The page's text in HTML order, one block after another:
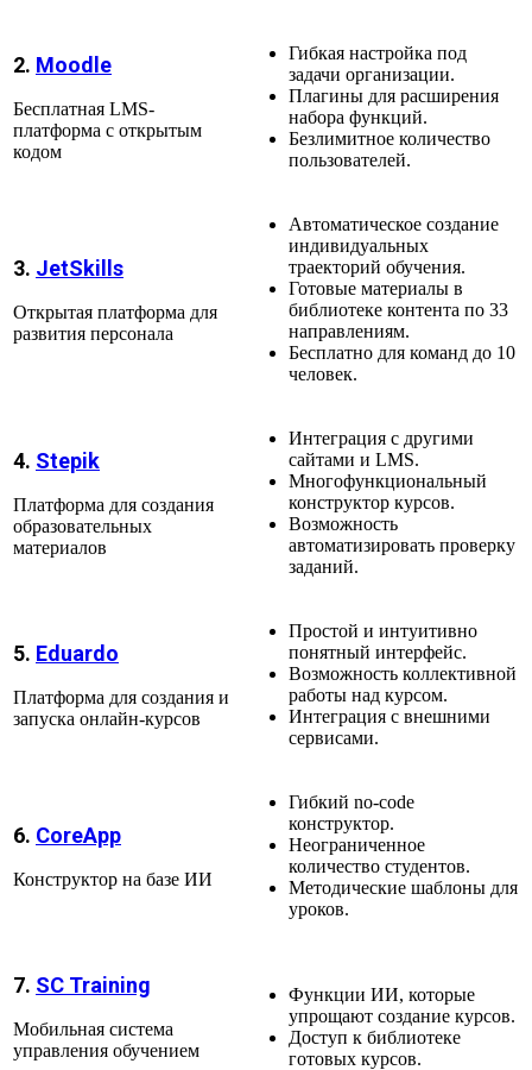
2. Moodle
Бесплатная LMS-
платформа с открытым
кодом
Гибкая настройка под
задачи организации.
Плагины для расширения
набора функций.
Безлимитное количество
пользователей.
3. JetSkills
Открытая платформа для
развития персонала
Автоматическое создание
индивидуальных
траекторий обучения.
Готовые материалы в
библиотеке контента по 33
направлениям.
Бесплатно для команд до 10
человек.
4. Stepik
Платформа для создания
образовательных
материалов
Интеграция с другими
сайтами и LMS.
Многофункциональный
конструктор курсов.
Возможность
автоматизировать проверку
заданий.
5. Eduardo
Платформа для создания и
запуска онлайн-курсов
Простой и интуитивно
понятный интерфейс.
Возможность коллективной
работы над курсом.
Интеграция с внешними
сервисами.
6. CoreApp
Конструктор на базе ИИ
Гибкий no-code
конструктор.
Неограниченное
количество студентов.
Методические шаблоны для
уроков.
7. SC Training
Мобильная система
управления обучением
Функции ИИ, которые
упрощают создание курсов.
Доступ к библиотеке
готовых курсов.